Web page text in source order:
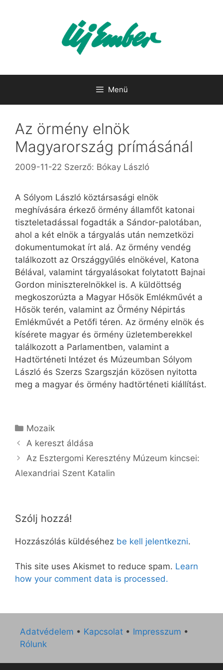
Menü
Az örmény elnök
Magyarország prímásánál
2009-11-22 Szerző: Bókay László
A Sólyom László köztársasági elnök
meghívására érkező örmény államfőt katonai
tiszteletadással fogadták a Sándor-palotában,
ahol a két elnök a tárgyalás után nemzetközi
dokumentumokat írt alá. Az örmény vendég
találkozott az Országgyűlés elnökével, Katona
Bélával, valamint tárgyalásokat folytatott Bajnai
Gordon miniszterelnökkel is. A küldöttség
megkoszorúzta a Magyar Hősök Emlékművét a
Hősök terén, valamint az Örmény Népirtás
Emlékművét a Petőfi téren. Az örmény elnök és
kísérete magyar és örmény üzletemberekkel
találkozott a Parlamentben, valamint a
Hadtörténeti Intézet és Múzeumban Sólyom
László és Szerzs Szargszján közösen nyitotta
meg a magyar és örmény hadtörténeti kiállítást.
Kategória
Mozaik
A kereszt áldása
Az Esztergomi Keresztény Múzeum kincsei:
Alexandriai Szent Katalin
Szólj hozzá!
Hozzászólás küldéséhez be kell jelentkezni.
This site uses Akismet to reduce spam. Learn
how your comment data is processed.
Adatvédelem • Kapcsolat • Impresszum •
Rólunk